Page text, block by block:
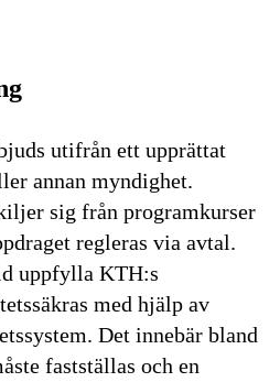
utifrån ett upprättat
annan myndighet.
sig från programkurser
regleras via avtal.
uppfylla KTH:s
med hjälp av
Det innebär bland
fastställas och en